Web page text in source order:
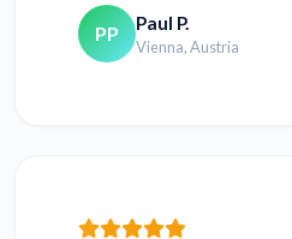
PP Paul P.
Vienna, Austria